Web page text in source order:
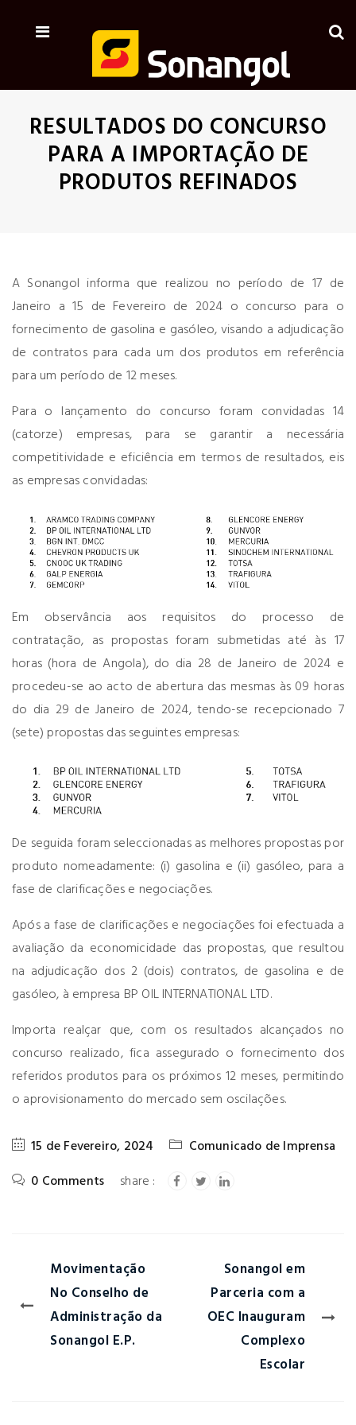
RESULTADOS DO CONCURSO
PARA A IMPORTAÇÃO DE
PRODUTOS REFINADOS
A Sonangol informa que realizou no período de 17 de
Janeiro a 15 de Fevereiro de 2024 o concurso para o
fornecimento de gasolina e gasóleo, visando a adjudicação
de contratos para cada um dos produtos em referência
para um período de 12 meses.
Para o lançamento do concurso foram convidadas 14
(catorze) empresas, para se garantir a necessária
competitividade e eficiência em termos de resultados, eis
as empresas convidadas:
Em observância aos requisitos do processo de
contratação, as propostas foram submetidas até às 17
horas (hora de Angola), do dia 28 de Janeiro de 2024 e
procedeu-se ao acto de abertura das mesmas às 09 horas
do dia 29 de Janeiro de 2024, tendo-se recepcionado 7
(sete) propostas das seguintes empresas:
De seguida foram seleccionadas as melhores propostas por
produto nomeadamente: (i) gasolina e (ii) gasóleo, para a
fase de clarificações e negociações.
Após a fase de clarificações e negociações foi efectuada a
avaliação da economicidade das propostas, que resultou
na adjudicação dos 2 (dois) contratos, de gasolina e de
gasóleo, à empresa BP OIL INTERNATIONAL LTD.
Importa realçar que, com os resultados alcançados no
concurso realizado, fica assegurado o fornecimento dos
referidos produtos para os próximos 12 meses, permitindo
o aprovisionamento do mercado sem oscilações.
15 de Fevereiro, 2024
Comunicado de Imprensa
0 Comments
Movimentação
No Conselho de
Administração da
Sonangol E.P.
Sonangol em
Parceria com a
OEC Inauguram
Complexo
Escolar